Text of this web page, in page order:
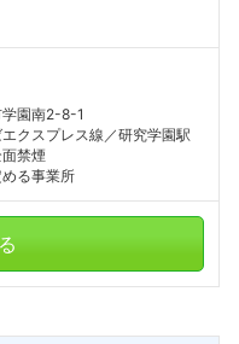
園南2-8-1
クスプレス線／研究学園駅
禁煙
る事業所